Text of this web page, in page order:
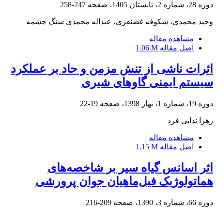
دوره 28، شماره 2، تابستان 1405، صفحه 247-258
وحید محمدی، شکوفه غضنفری، عبداله محمدی سنگ چشمه
مشاهده مقاله
اصل مقاله 1.06 M
اثرات ناشی از تنش مزمن و حاد بر عملکرد
سیستم ایمنی گاوهای شیری
دوره 19، شماره 1، بهار 1398، صفحه 19-22
زهرا ندایی فرد
مشاهده مقاله
اصل مقاله 1.15 M
اثر اسانس گیاه سیر بر شاخصه‌های
هماتولوژیک فیل‌ماهیان جوان پرورشی
دوره 66، شماره 3، 1390، صفحه 209-216